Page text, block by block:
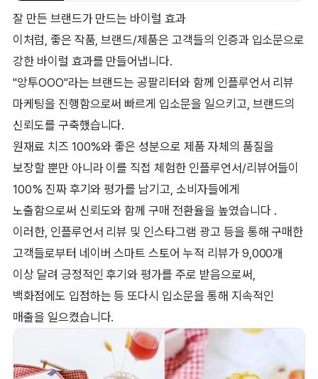
잘 만든 브랜드가 만드는 바이럴 효과
이처럼, 좋은 작품, 브랜드/제품은 고객들의 인증과 입소문으로
강한 바이럴 효과를 만들어냅니다.
"앙투OOO"라는 브랜드는 공팔리터와 함께 인플루언서 리뷰
마케팅을 진행함으로써 빠르게 입소문을 일으키고, 브랜드의
신뢰도를 구축했습니다.
원재료 치즈 100%와 좋은 성분으로 제품 자체의 품질을
보장할 뿐만 아니라 이를 직접 체험한 인플루언서/리뷰어들이
100% 진짜 후기와 평가를 남기고, 소비자들에게
노출함으로써 신뢰도와 함께 구매 전환율을 높였습니다 .
이러한, 인플루언서 리뷰 및 인스타그램 광고 등을 통해 구매한
고객들로부터 네이버 스마트 스토어 누적 리뷰가 9,000개
이상 달려 긍정적인 후기와 평가를 주로 받음으로써,
백화점에도 입점하는 등 또다시 입소문을 통해 지속적인
매출을 일으켰습니다.